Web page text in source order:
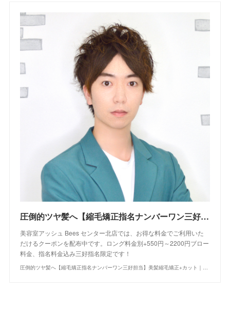
圧倒的ツヤ髪へ【縮毛矯正指名ナンバーワン三好担当】美髪縮毛矯正+カット｜クーポン・メニュー｜Bees センター北店｜ヘアサロン・美容院｜Ash オフィシャルサイト
美容室アッシュ Bees センター北店では、お得な料金でご利用いた
だけるクーポンを配布中です。ロング料金別+550円～2200円ブロー
料金、指名料金込み三好指名限定です！
圧倒的ツヤ髪へ【縮毛矯正指名ナンバーワン三好担当】美髪縮毛矯正+カット｜クーポン・メニュー｜Bees センター北店｜ヘアサロン・美容院｜Ash オフィシャルサイト